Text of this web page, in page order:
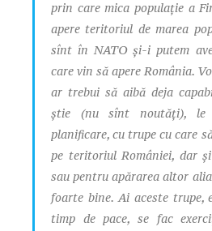
prin care mica populație a
apere teritoriul de marea
sînt în NATO și-i putem
care vin să apere România.
ar trebui să aibă deja
știe (nu sînt noutăți), le
planificare, cu trupe cu care
pe teritoriul României, dar
sau pentru apărarea altor
foarte bine. Ai aceste trupe,
timp de pace, se fac